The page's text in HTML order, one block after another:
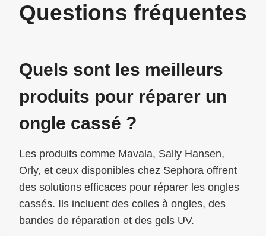
Questions fréquentes
Quels sont les meilleurs
produits pour réparer un
ongle cassé ?
Les produits comme Mavala, Sally Hansen,
Orly, et ceux disponibles chez Sephora offrent
des solutions efficaces pour réparer les ongles
cassés. Ils incluent des colles à ongles, des
bandes de réparation et des gels UV.